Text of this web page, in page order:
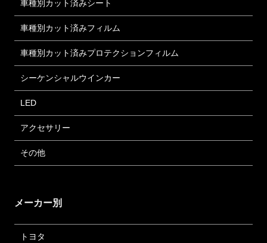
車種別カット済みシート
車種別カット済みフィルム
車種別カット済みプロテクションフィルム
シーケンシャルウインカー
LED
アクセサリー
その他
メーカー別
トヨタ